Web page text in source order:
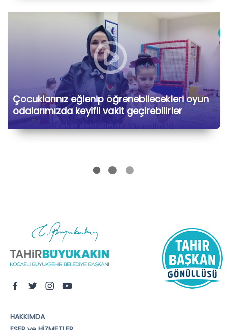
Çocuklarınız eğlenip öğrenebilecekleri oyun
odalarımızda keyifli vakit geçirebilirler
HAKKIMDA